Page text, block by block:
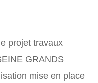
projet travaux
GRANDS
mise en place